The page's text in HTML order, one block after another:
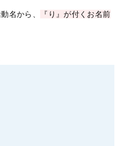
名から、
『り』が付くお名前